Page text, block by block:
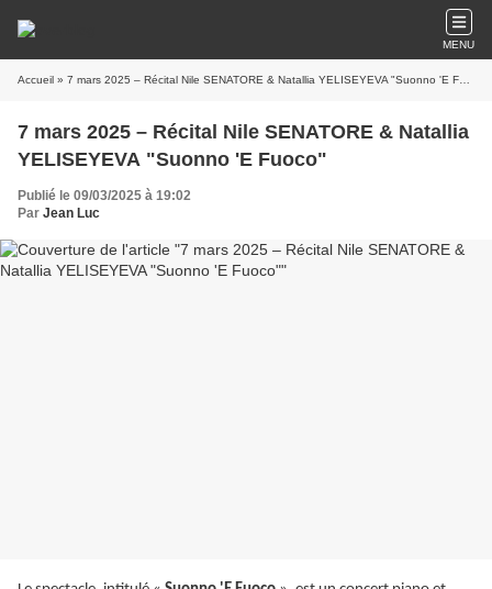
MENU
Accueil » 7 mars 2025 – Récital Nile SENATORE & Natallia YELISEYEVA "Suonno 'E Fuoco"
7 mars 2025 – Récital Nile SENATORE & Natallia
YELISEYEVA "Suonno 'E Fuoco"
Publié le 09/03/2025 à 19:02
Par Jean Luc